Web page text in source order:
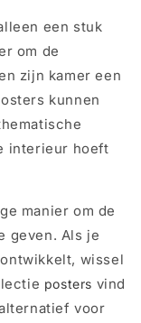
een stuk
om de
zijn kamer een
kunnen
interieur hoeft
manier om de
geven. Als je
wissel
posters vind
voor